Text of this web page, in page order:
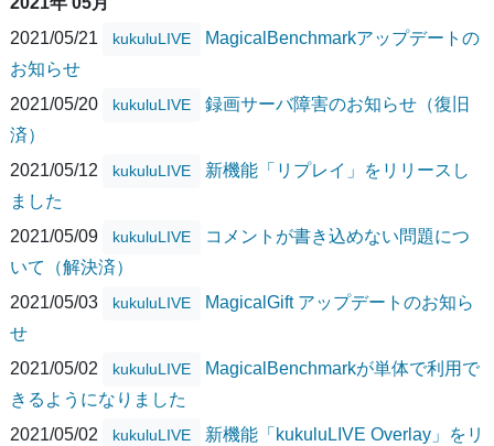
2021/05/21
kukuluLIVE
MagicalBenchmarkアップデートの
お知らせ
2021/05/20
kukuluLIVE
録画サーバ障害のお知らせ（復旧
済）
2021/05/12
kukuluLIVE
新機能「リプレイ」をリリースし
ました
2021/05/09
kukuluLIVE
コメントが書き込めない問題につ
いて（解決済）
2021/05/03
kukuluLIVE
MagicalGift アップデートのお知ら
せ
2021/05/02
kukuluLIVE
MagicalBenchmarkが単体で利用で
きるようになりました
2021/05/02
kukuluLIVE
新機能「kukuluLIVE Overlay」をリ